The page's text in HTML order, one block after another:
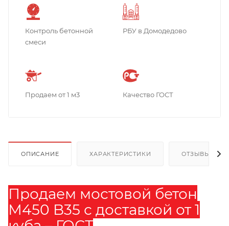
Контроль бетонной
смеси
РБУ в Домодедово
Продаем от 1 м3 Качество ГОСТ
ОПИСАНИЕ ХАРАКТЕРИСТИКИ ОТЗЫВЫ
Продаем мостовой бетон
М450 B35 с доставкой от 1